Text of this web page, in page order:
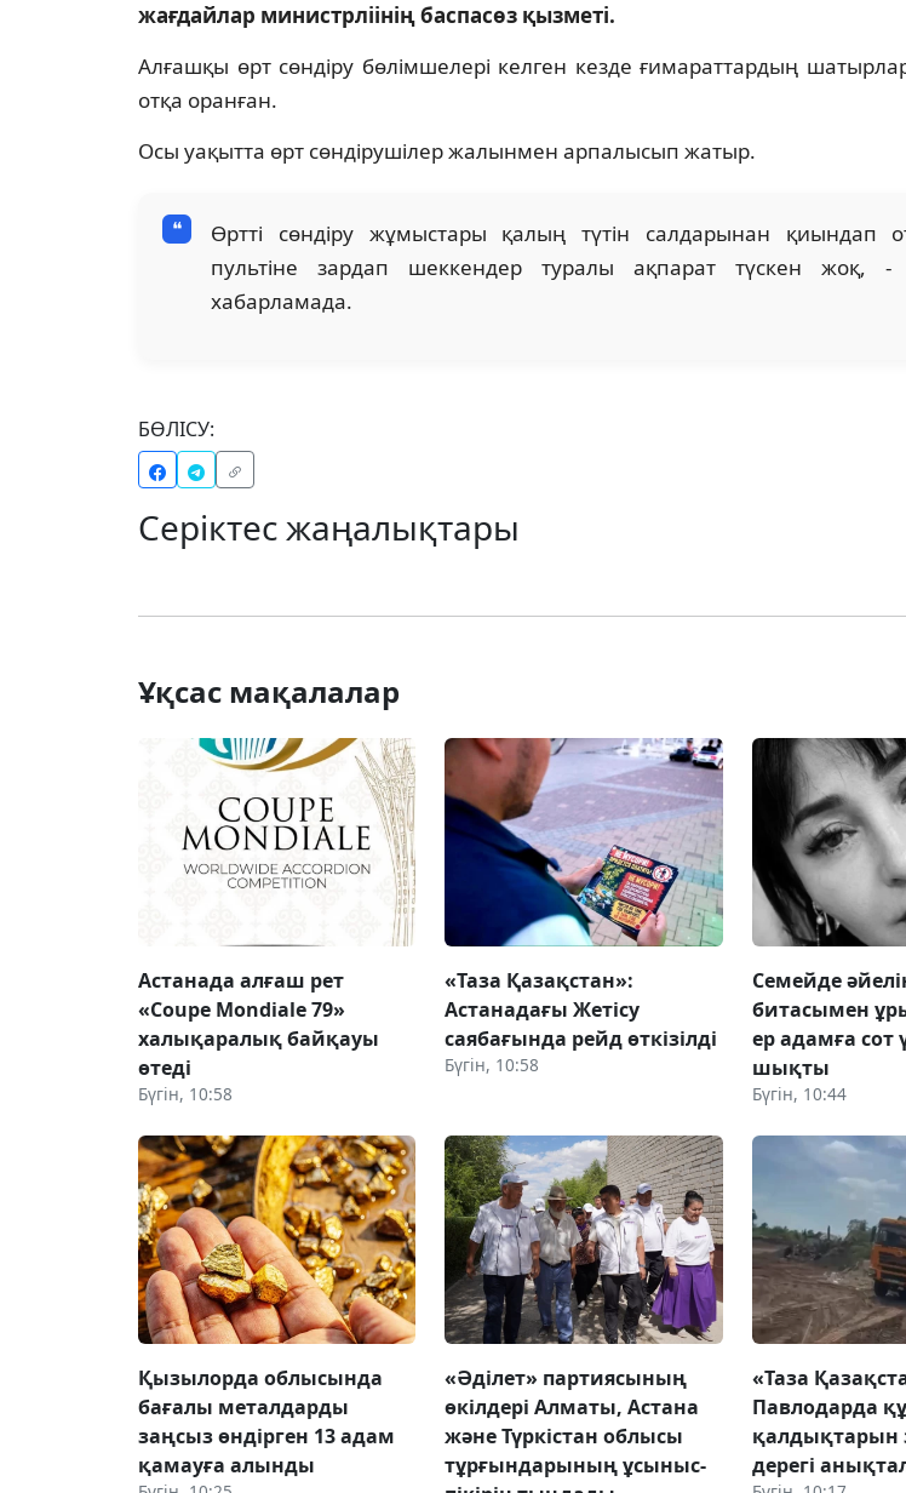
жағдайлар министрліінің баспасөз қызметі.
Алғашқы өрт сөндіру бөлімшелері келген кезде ғимараттардың
отқа оранған.
Осы уақытта өрт сөндірушілер жалынмен арпалысып жатыр.
Өртті сөндіру жұмыстары қалың түтін салдарынан қиындап
пультіне зардап шеккендер туралы ақпарат түскен жоқ, -
хабарламада.
БӨЛІСУ:
Серіктес жаңалықтары
Ұқсас мақалалар
Астанада алғаш рет
«Coupe Mondiale 79»
халықаралық байқауы
өтеді
Бүгін, 10:58
«Таза Қазақстан»:
Астанадағы Жетісу
саябағында рейд өткізілді
Бүгін, 10:58
Семейде
битасымен
ер адамға сот
шықты
Бүгін, 10:44
Қызылорда облысында
бағалы металдарды
заңсыз өндірген 13 адам
қамауға алынды
«Әділет» партиясының
өкілдері Алматы, Астана
және Түркістан облысы
тұрғындарының ұсыныс-
«Таза
Павлодарда
қалдықтарын
дерегі